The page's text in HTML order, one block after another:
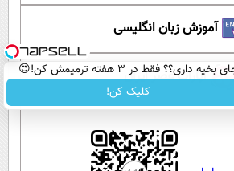
آموزش زبان انگلیسی
آپارات عصر ایران
بخیه داری؟؟ فقط در 3 هفته ترمیمش کن!😍
کلیک کن!